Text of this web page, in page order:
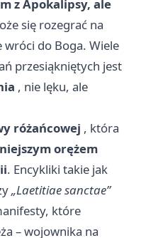
z Apokalipsy, ale
się rozegrać na
wróci do Boga. Wiele
przesiąkniętych jest
, nie lęku, ale
różańcowej , która
orężem
. Encykliki takie jak
„Laetitiae sanctae”
które
– wojownika na